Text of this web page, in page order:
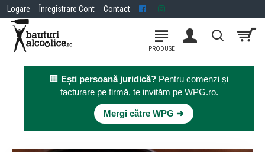
Logare Înregistrare Cont Contact
🏢 Ești persoană juridică? Pentru comenzi și
facturare pe firmă, te invităm pe WPG.ro.
Mergi către WPG ➜